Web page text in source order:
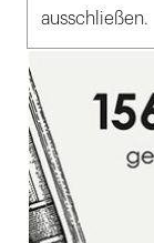
ausschließen.